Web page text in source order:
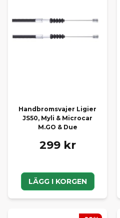
Handbromsvajer Ligier
JS50, Myli & Microcar
M.GO & Due
299 kr
LÄGG I KORGEN